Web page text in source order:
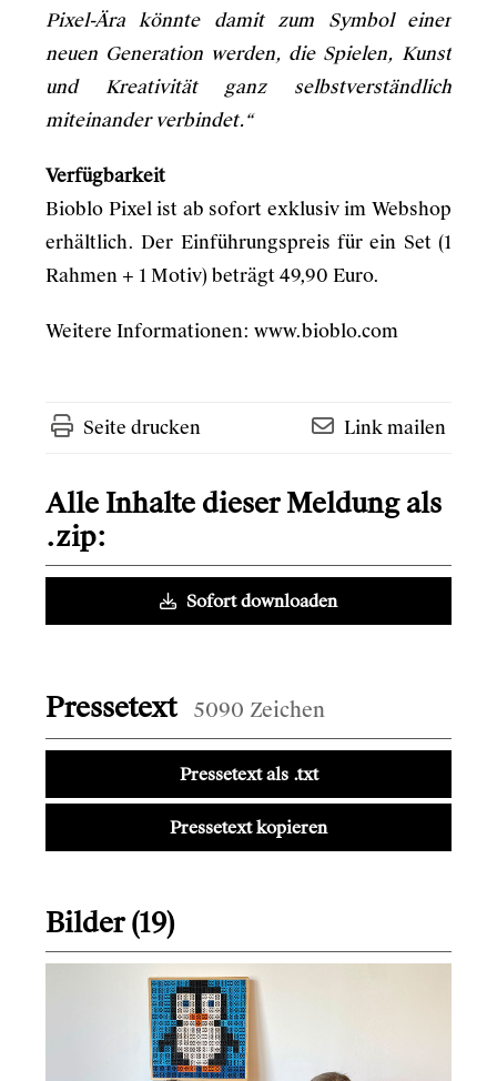
Pixel-Ära könnte damit zum Symbol einer
neuen Generation werden, die Spielen, Kunst
und Kreativität ganz selbstverständlich
miteinander verbindet.“
Verfügbarkeit
Bioblo Pixel ist ab sofort exklusiv im Webshop
erhältlich. Der Einführungspreis für ein Set (1
Rahmen + 1 Motiv) beträgt 49,90 Euro.
Weitere Informationen: www.bioblo.com
Seite drucken Link mailen
Alle Inhalte dieser Meldung als
.zip:
Sofort downloaden
Pressetext 5090 Zeichen
Pressetext als .txt
Pressetext kopieren
Bilder (19)